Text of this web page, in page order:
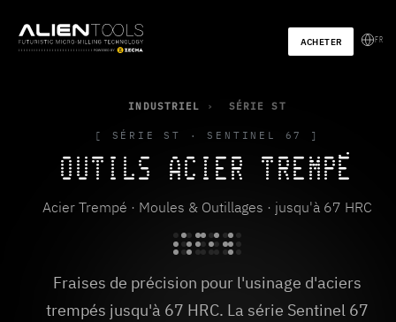
ACHETER FR
INDUSTRIEL › SÉRIE ST
[ SÉRIE ST · SENTINEL 67 ]
OUTILS ACIER TREMPÉ
Acier Trempé · Moules & Outillages · jusqu'à 67 HRC
Fraises de précision pour l'usinage d'aciers
trempés jusqu'à 67 HRC. La série Sentinel 67